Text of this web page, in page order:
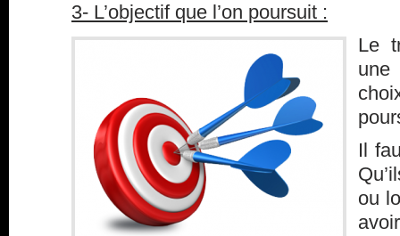
3- L’objectif que l’on poursuit :
Le
Il
ou